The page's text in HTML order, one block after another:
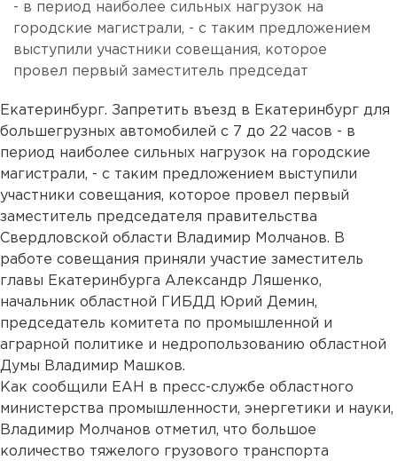
- в период наиболее сильных нагрузок на
городские магистрали, - с таким предложением
выступили участники совещания, которое
провел первый заместитель председат
Екатеринбург. Запретить въезд в Екатеринбург для
большегрузных автомобилей с 7 до 22 часов - в
период наиболее сильных нагрузок на городские
магистрали, - с таким предложением выступили
участники совещания, которое провел первый
заместитель председателя правительства
Свердловской области Владимир Молчанов. В
работе совещания приняли участие заместитель
главы Екатеринбурга Александр Ляшенко,
начальник областной ГИБДД Юрий Демин,
председатель комитета по промышленной и
аграрной политике и недропользованию областной
Думы Владимир Машков.
Как сообщили ЕАН в пресс-службе областного
министерства промышленности, энергетики и науки,
Владимир Молчанов отметил, что большое
количество тяжелого грузового транспорта